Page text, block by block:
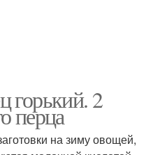
горький. 2
перца
на зиму овощей,